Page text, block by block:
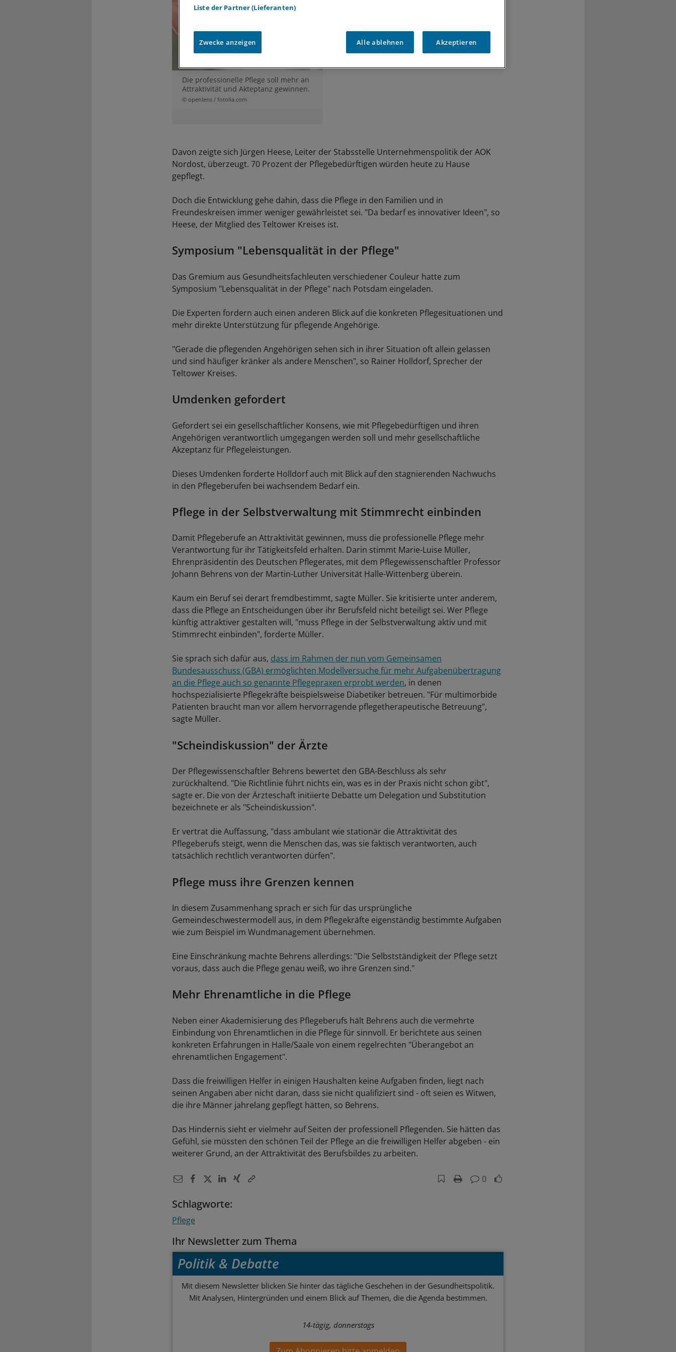
Die professionelle Pflege soll mehr an
Attraktivität und Akteptanz gewinnen.
© openlens / fotolia.com
Davon zeigte sich Jürgen Heese, Leiter der Stabsstelle Unternehmenspolitik der AOK
Nordost, überzeugt. 70 Prozent der Pflegebedürftigen würden heute zu Hause
gepflegt.
Doch die Entwicklung gehe dahin, dass die Pflege in den Familien und in
Freundeskreisen immer weniger gewährleistet sei. "Da bedarf es innovativer Ideen", so
Heese, der Mitglied des Teltower Kreises ist.
Symposium "Lebensqualität in der Pflege"
Das Gremium aus Gesundheitsfachleuten verschiedener Couleur hatte zum
Symposium "Lebensqualität in der Pflege" nach Potsdam eingeladen.
Die Experten fordern auch einen anderen Blick auf die konkreten Pflegesituationen und
mehr direkte Unterstützung für pflegende Angehörige.
"Gerade die pflegenden Angehörigen sehen sich in ihrer Situation oft allein gelassen
und sind häufiger kränker als andere Menschen", so Rainer Holldorf, Sprecher der
Teltower Kreises.
Umdenken gefordert
Gefordert sei ein gesellschaftlicher Konsens, wie mit Pflegebedürftigen und ihren
Angehörigen verantwortlich umgegangen werden soll und mehr gesellschaftliche
Akzeptanz für Pflegeleistungen.
Dieses Umdenken forderte Holldorf auch mit Blick auf den stagnierenden Nachwuchs
in den Pflegeberufen bei wachsendem Bedarf ein.
Pflege in der Selbstverwaltung mit Stimmrecht einbinden
Damit Pflegeberufe an Attraktivität gewinnen, muss die professionelle Pflege mehr
Verantwortung für ihr Tätigkeitsfeld erhalten. Darin stimmt Marie-Luise Müller,
Ehrenpräsidentin des Deutschen Pflegerates, mit dem Pflegewissenschaftler Professor
Johann Behrens von der Martin-Luther Universität Halle-Wittenberg überein.
Kaum ein Beruf sei derart fremdbestimmt, sagte Müller. Sie kritisierte unter anderem,
dass die Pflege an Entscheidungen über ihr Berufsfeld nicht beteiligt sei. Wer Pflege
künftig attraktiver gestalten will, "muss Pflege in der Selbstverwaltung aktiv und mit
Stimmrecht einbinden", forderte Müller.
Sie sprach sich dafür aus, dass im Rahmen der nun vom Gemeinsamen
Bundesausschuss (GBA) ermöglichten Modellversuche für mehr Aufgabenübertragung
an die Pflege auch so genannte Pflegepraxen erprobt werden, in denen
hochspezialisierte Pflegekräfte beispielsweise Diabetiker betreuen. "Für multimorbide
Patienten braucht man vor allem hervorragende pflegetherapeutische Betreuung",
sagte Müller.
"Scheindiskussion" der Ärzte
Der Pflegewissenschaftler Behrens bewertet den GBA-Beschluss als sehr
zurückhaltend. "Die Richtlinie führt nichts ein, was es in der Praxis nicht schon gibt",
sagte er. Die von der Ärzteschaft initiierte Debatte um Delegation und Substitution
bezeichnete er als "Scheindiskussion".
Er vertrat die Auffassung, "dass ambulant wie stationär die Attraktivität des
Pflegeberufs steigt, wenn die Menschen das, was sie faktisch verantworten, auch
tatsächlich rechtlich verantworten dürfen".
Pflege muss ihre Grenzen kennen
In diesem Zusammenhang sprach er sich für das ursprüngliche
Gemeindeschwestermodell aus, in dem Pflegekräfte eigenständig bestimmte Aufgaben
wie zum Beispiel im Wundmanagement übernehmen.
Eine Einschränkung machte Behrens allerdings: "Die Selbstständigkeit der Pflege setzt
voraus, dass auch die Pflege genau weiß, wo ihre Grenzen sind."
Mehr Ehrenamtliche in die Pflege
Neben einer Akademisierung des Pflegeberufs hält Behrens auch die vermehrte
Einbindung von Ehrenamtlichen in die Pflege für sinnvoll. Er berichtete aus seinen
konkreten Erfahrungen in Halle/Saale von einem regelrechten "Überangebot an
ehrenamtlichen Engagement".
Dass die freiwilligen Helfer in einigen Haushalten keine Aufgaben finden, liegt nach
seinen Angaben aber nicht daran, dass sie nicht qualifiziert sind - oft seien es Witwen,
die ihre Männer jahrelang gepflegt hätten, so Behrens.
Das Hindernis sieht er vielmehr auf Seiten der professionell Pflegenden. Sie hätten das
Gefühl, sie müssten den schönen Teil der Pflege an die freiwilligen Helfer abgeben - ein
weiterer Grund, an der Attraktivität des Berufsbildes zu arbeiten.
0
Schlagworte:
Pflege
Ihr Newsletter zum Thema
Politik & Debatte
Mit diesem Newsletter blicken Sie hinter das tägliche Geschehen in der Gesundheitspolitik.
Mit Analysen, Hintergründen und einem Blick auf Themen, die die Agenda bestimmen.
14-tägig, donnerstags
Liste der Partner (Lieferanten)
Zwecke anzeigen Alle ablehnen Akzeptieren